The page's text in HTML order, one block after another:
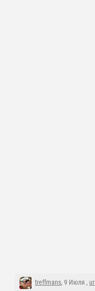
treffmans, 9 Июля , url